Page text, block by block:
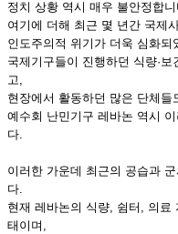
정치 상황 역시 매우 불안정합니
여기에 더해 최근 몇 년간 국제
인도주의적 위기가 더욱 심화되
국제기구들이 진행하던 식량·
고,
현장에서 활동하던 많은 단체
예수회 난민기구 레바논 역시
다.
이러한 가운데 최근의 공습과
다.
현재 레바논의 식량, 쉼터, 의료
태이며,